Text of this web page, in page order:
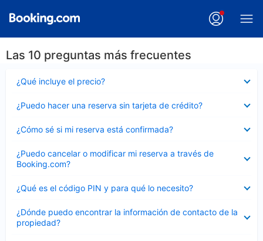
Las 10 preguntas más frecuentes
¿Qué incluye el precio?
cerrado
¿Puedo hacer una reserva sin tarjeta de crédito?
cerrado
¿Cómo sé si mi reserva está confirmada?
cerrado
¿Puedo cancelar o modificar mi reserva a través de
Booking.com?
cerrado
¿Qué es el código PIN y para qué lo necesito?
cerrado
¿Dónde puedo encontrar la información de contacto de la
propiedad?
cerrado